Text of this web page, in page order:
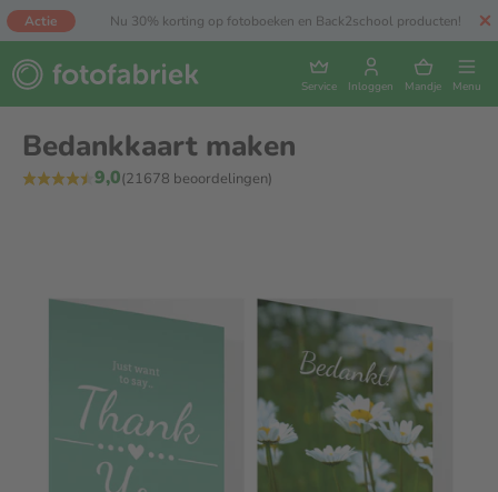
Actie Nu 30% korting op fotoboeken en Back2school producten!
Service Inloggen Mandje Menu
Bedankkaart maken
9,0(21678 beoordelingen)